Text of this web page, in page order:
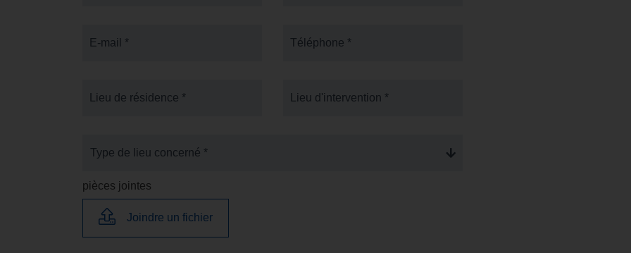
E-mail * Téléphone *
Lieu de résidence * Lieu d'intervention *
Type de lieu concerné *
pièces jointes
Joindre un fichier